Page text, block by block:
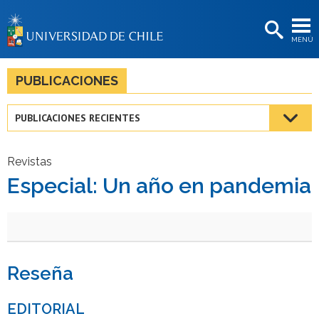
MENÚ
BIBLIOTECAS
LA UNIVERSIDAD
Estudiantes
Funcionarias/os
PUBLICACIONES
PUBLICACIONES RECIENTES
Revistas
Especial: Un año en pandemia
Reseña
EDITORIAL